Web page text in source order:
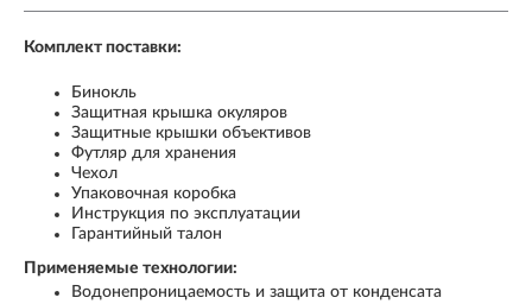
Комплект поставки:
Бинокль
Защитная крышка окуляров
Защитные крышки объективов
Футляр для хранения
Чехол
Упаковочная коробка
Инструкция по эксплуатации
Гарантийный талон
Применяемые технологии:
Водонепроницаемость и защита от конденсата